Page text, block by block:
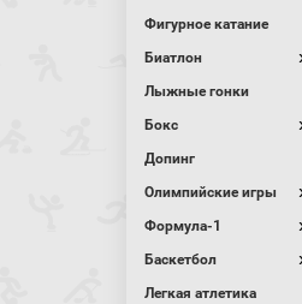
Фигурное катание
Биатлон
Лыжные гонки
Бокс
Допинг
Олимпийские игры
Формула-1
Баскетбол
Легкая атлетика